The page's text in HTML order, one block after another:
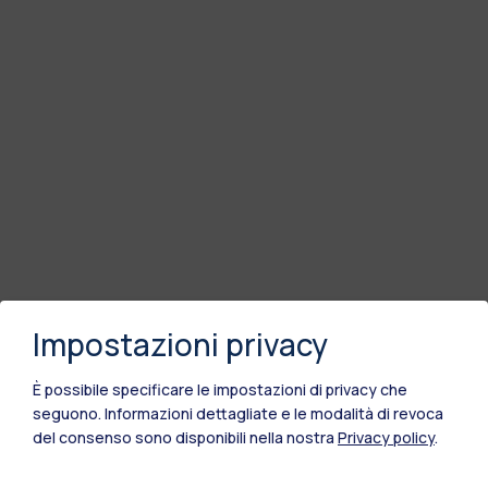
Impostazioni privacy
È possibile specificare le impostazioni di privacy che
seguono. Informazioni dettagliate e le modalità di revoca
del consenso sono disponibili nella nostra Privacy policy.